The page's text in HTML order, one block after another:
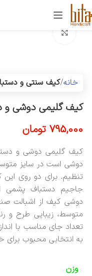
خانه کیف سنتی و
کیف گلیمی دوشی و
795,000 تومان
کیف گلیمی دوشی و
دوشی است در سایز
تنظیم. برای دو روی
جاجیم دستباف پشمی
دوشی کیف از اشبالت
متوسط، زیبایی طرح و
تعداد جای مناسب با
به انتخابی محبوب برای
وزن